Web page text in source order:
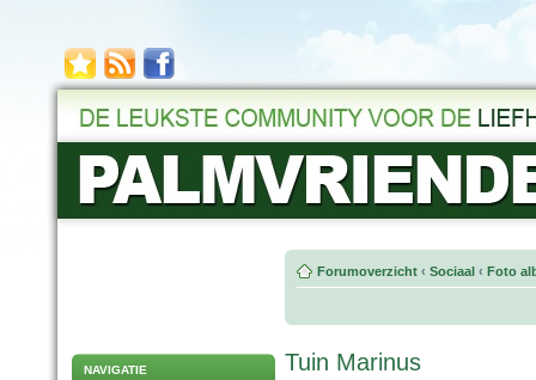
NAVIGATIE
Forumoverzicht ‹ Sociaal ‹ Foto
Tuin Marinus